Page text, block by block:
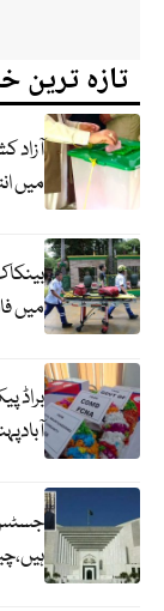
تازہ ترین
آزاد
میں
میں فائرنگ ، 8
جسٹس